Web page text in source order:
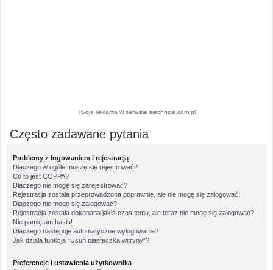
Twoja reklama w serwisie siechnice.com.pl
Często zadawane pytania
Problemy z logowaniem i rejestracją
Dlaczego w ogóle muszę się rejestrować?
Co to jest COPPA?
Dlaczego nie mogę się zarejestrować?
Rejestracja została przeprowadzona poprawnie, ale nie mogę się zalogować!
Dlaczego nie mogę się zalogować?
Rejestracja została dokonana jakiś czas temu, ale teraz nie mogę się zalogować?!
Nie pamiętam hasła!
Dlaczego następuje automatyczne wylogowanie?
Jak działa funkcja “Usuń ciasteczka witryny”?
Preferencje i ustawienia użytkownika